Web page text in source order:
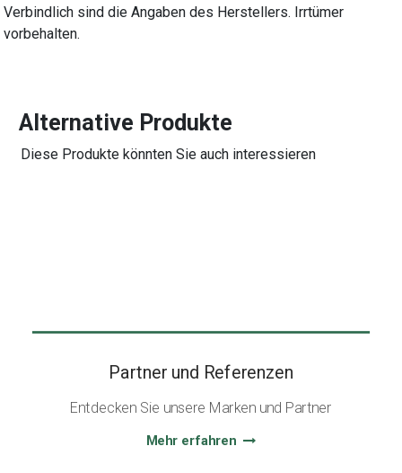
Verbindlich sind die Angaben des Herstellers. Irrtümer
vorbehalten.
Alternative Produkte
Diese Produkte könnten Sie auch interessieren
Partner und Referenzen
Entdecken Sie unsere Marken und Partner
Mehr erfahren